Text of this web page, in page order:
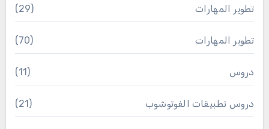
تطوير المهارات (29)
تطوير المهارات (70)
دروس (11)
دروس تطبيقات الفوتوشوب (21)